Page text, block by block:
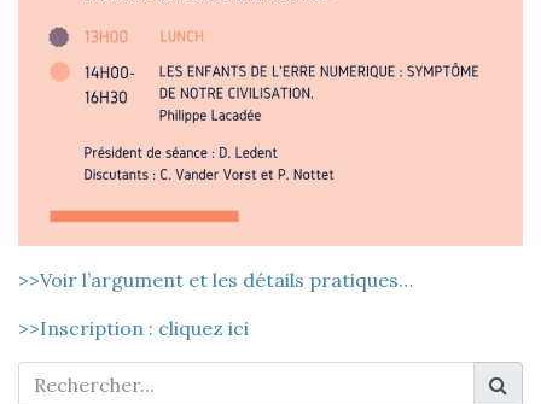
>>Voir l’argument et les détails pratiques…
>>Inscription : cliquez ici